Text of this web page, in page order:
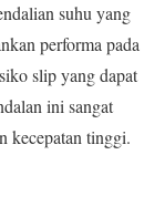
suhu yang
performa pada
slip yang dapat
ini sangat
kecepatan tinggi.